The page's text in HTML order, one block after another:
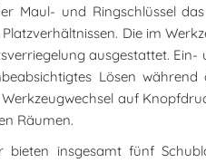
Maul- und Ringschlüssel
Die im
ausgestattet.
Lösen
auf
Räumen.
bieten insgesamt fünf